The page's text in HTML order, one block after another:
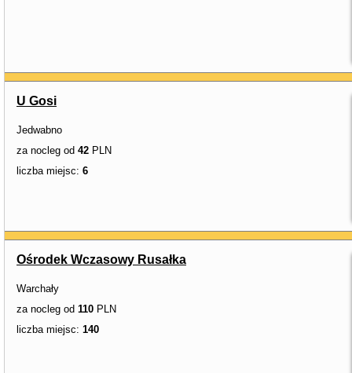
U Gosi
Jedwabno
za nocleg od 42 PLN
liczba miejsc: 6
Ośrodek Wczasowy Rusałka
Warchały
za nocleg od 110 PLN
liczba miejsc: 140